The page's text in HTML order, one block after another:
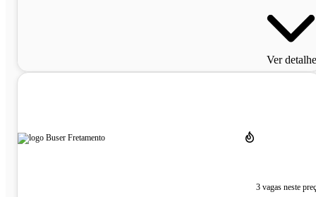
Ver
3 vagas neste